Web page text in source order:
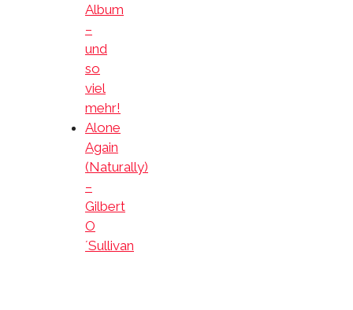
Album
–
und
so
viel
mehr!
Alone
Again
(Naturally)
–
Gilbert
O
´Sullivan